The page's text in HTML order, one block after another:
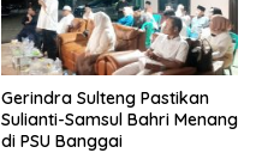
Gerindra Sulteng Pastikan
Sulianti-Samsul Bahri Menang
di PSU Banggai